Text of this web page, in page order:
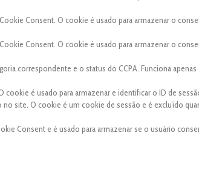
Consent. O cookie é usado para armazenar o
Consent. O cookie é usado para armazenar o
correspondente e o status do CCPA. Funciona
cookie é usado para armazenar e identificar o ID de
no site. O cookie é um cookie de sessão e é excluído
Consent e é usado para armazenar se o usuário